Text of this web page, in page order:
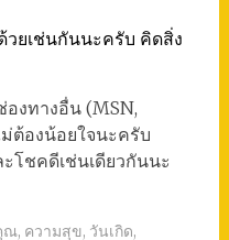
ยเช่นกันนะครับ คิดสิ่ง
งทางอื่น (MSN,
ต้องน้อยใจนะครับ
ชคดีเช่นเดียวกันนะ
ณ, ความสุข, วันเกิด,